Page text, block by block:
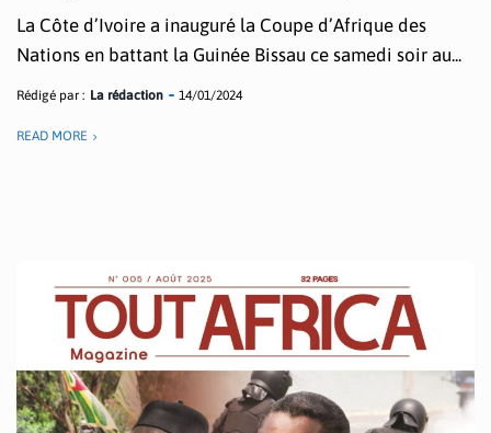
La Côte d’Ivoire a inauguré la Coupe d’Afrique des
Nations en battant la Guinée Bissau ce samedi soir au...
Rédigé par : La rédaction 14/01/2024
READ MORE